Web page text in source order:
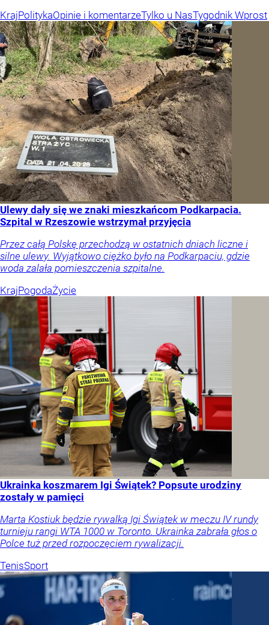
KrajPolitykaOpinie i komentarzeTylko u NasTygodnik Wprost
Ulewy dały się we znaki mieszkańcom Podkarpacia.
Szpital w Rzeszowie wstrzymał przyjęcia
Przez całą Polskę przechodzą w ostatnich dniach liczne i
silne ulewy. Wyjątkowo ciężko było na Podkarpaciu, gdzie
woda zalała pomieszczenia szpitalne.
KrajPogodaŻycie
Ukrainka koszmarem Igi Świątek? Popsute urodziny
zostały w pamięci
Marta Kostiuk będzie rywalką Igi Świątek w meczu IV rundy
turnieju rangi WTA 1000 w Toronto. Ukrainka zabrała głos o
Polce tuż przed rozpoczęciem rywalizacji.
TenisSport